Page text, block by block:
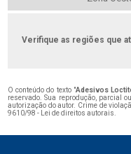
Verifique as regiões que
O conteúdo do texto "Adesivos
reservado. Sua reprodução, parcial
autorização do autor. Crime de
9610/98 - Lei de direitos autorais